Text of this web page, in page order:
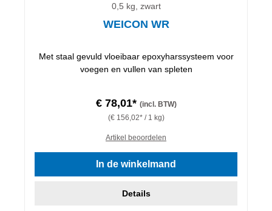
0,5 kg, zwart
WEICON WR
Met staal gevuld vloeibaar epoxyharssysteem voor
voegen en vullen van spleten
€ 78,01* (incl. BTW)
(€ 156,02* / 1 kg)
Artikel beoordelen
In de winkelmand
Details